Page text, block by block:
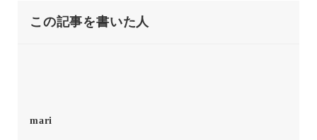
この記事を書いた人
mari